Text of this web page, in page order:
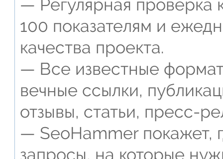
— Регулярная проверка
100 показателям и
качества проекта.
— Все известные
вечные ссылки,
отзывы, статьи, пресс-
— SeoHammer покажет,
запросы, на которые